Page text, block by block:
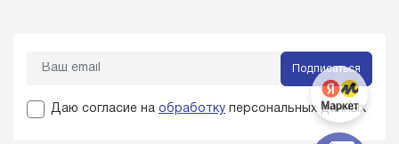
Подписаться
Даю согласие на обработку персональных данных